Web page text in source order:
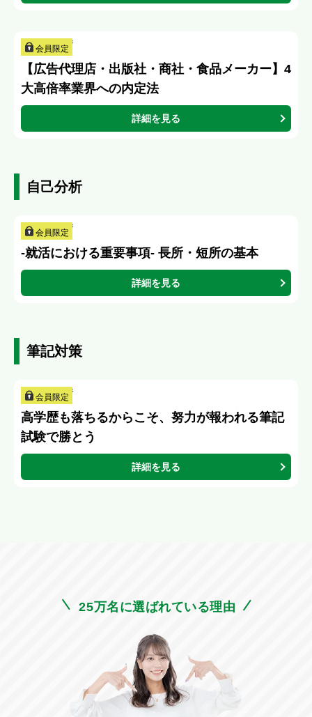
会員限定
【広告代理店・出版社・商社・食品メーカー】4
大高倍率業界への内定法
詳細を見る
自己分析
会員限定
-就活における重要事項- 長所・短所の基本
詳細を見る
筆記対策
会員限定
高学歴も落ちるからこそ、努力が報われる筆記
試験で勝とう
詳細を見る
25万名に選ばれている理由